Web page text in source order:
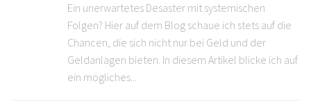
Ein unerwartetes Desaster mit systemischen
Folgen? Hier auf dem Blog schaue ich stets auf die
Chancen, die sich nicht nur bei Geld und der
Geldanlagen bieten. In diesem Artikel blicke ich auf
ein mögliches...